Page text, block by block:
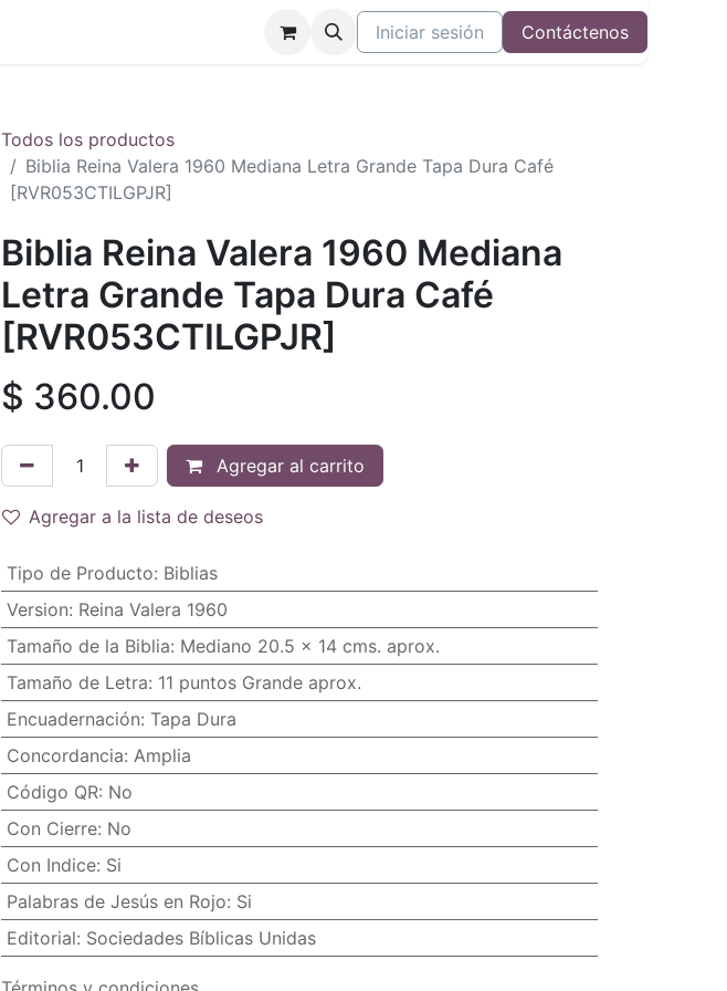
Iniciar sesión Contáctenos
Todos los productos
Biblia Reina Valera 1960 Mediana Letra Grande Tapa Dura Café
[RVR053CTILGPJR]
Biblia Reina Valera 1960 Mediana
Letra Grande Tapa Dura Café
[RVR053CTILGPJR]
$ 360.00
Agregar al carrito
Agregar a la lista de deseos
Tipo de Producto: Biblias
Version: Reina Valera 1960
Tamaño de la Biblia: Mediano 20.5 x 14 cms. aprox.
Tamaño de Letra: 11 puntos Grande aprox.
Encuadernación: Tapa Dura
Concordancia: Amplia
Código QR: No
Con Cierre: No
Con Indice: Si
Palabras de Jesús en Rojo: Si
Editorial: Sociedades Bíblicas Unidas